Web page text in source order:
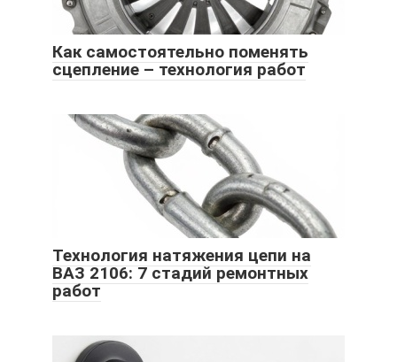
Как самостоятельно поменять
сцепление – технология работ
Технология натяжения цепи на
ВАЗ 2106: 7 стадий ремонтных
работ